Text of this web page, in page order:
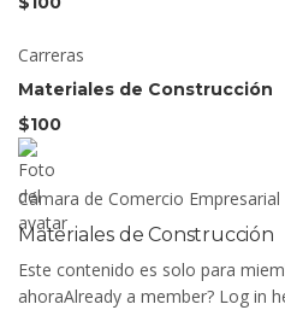
Carreras
Materiales de Construcción
$100
Cámara de Comercio Empresarial
Materiales de Construcción
Este contenido es solo para
ahoraAlready a member? Log in